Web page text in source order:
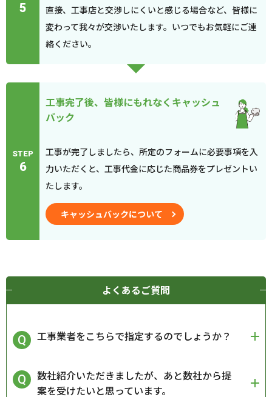
5
直接、工事店と交渉しにくいと感じる場合など、皆様に
変わって我々が交渉いたします。いつでもお気軽にご連
絡ください。
STEP
6
工事完了後、皆様にもれなくキャッシュ
バック
工事が完了しましたら、所定のフォームに必要事項を入
力いただくと、工事代金に応じた商品券をプレゼントい
たします。
キャッシュバックについて
よくあるご質問
工事業者をこちらで指定するのでしょうか？
数社紹介いただきましたが、あと数社から提
案を受けたいと思っています。